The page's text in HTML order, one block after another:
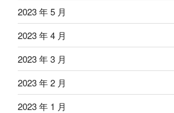
2023 年 5 月
2023 年 4 月
2023 年 3 月
2023 年 2 月
2023 年 1 月